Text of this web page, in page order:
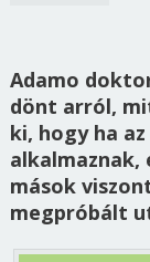
Adamo
dönt arról,
ki, hogy ha
alkalmaznak,
mások
megpróbált